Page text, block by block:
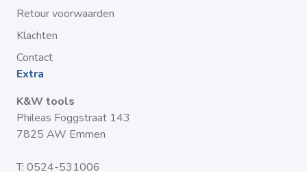
Retour voorwaarden
Klachten
Contact
Extra
K&W tools
Phileas Foggstraat 143
7825 AW Emmen
T: 0524-531006